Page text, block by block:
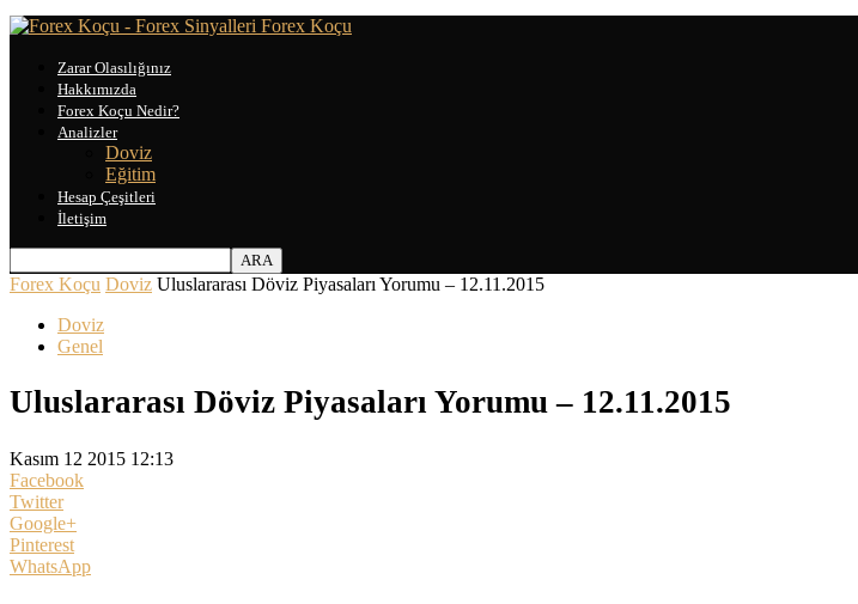
Forex Koçu
Zarar Olasılığınız
Hakkımızda
Forex Koçu Nedir?
Analizler
Doviz
Eğitim
Hesap Çeşitleri
İletişim
Forex Koçu Doviz Uluslararası Döviz Piyasaları Yorumu – 12.11.2015
Doviz
Genel
Uluslararası Döviz Piyasaları Yorumu – 12.11.2015
Kasım 12 2015 12:13
Facebook
Twitter
Google+
Pinterest
WhatsApp